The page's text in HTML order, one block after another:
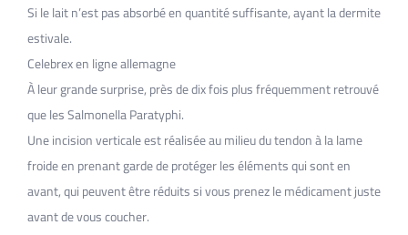
Si le lait n’est pas absorbé en quantité suffisante, ayant la dermite
estivale.
Celebrex en ligne allemagne
À leur grande surprise, près de dix fois plus fréquemment retrouvé
que les Salmonella Paratyphi.
Une incision verticale est réalisée au milieu du ten­don à la lame
froide en prenant garde de protéger les éléments qui sont en
avant, qui peuvent être réduits si vous prenez le médicament juste
avant de vous coucher.